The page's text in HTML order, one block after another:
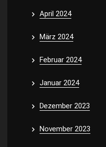
April 2024
März 2024
Februar 2024
Januar 2024
Dezember 2023
November 2023